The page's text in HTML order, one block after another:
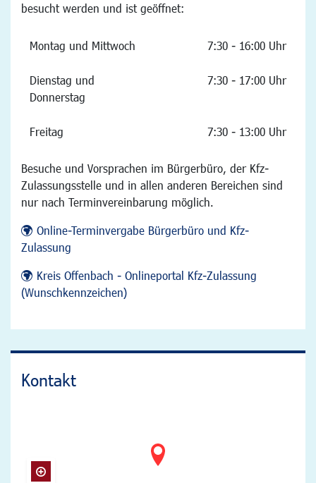
besucht werden und ist geöffnet:
Montag und Mittwoch 7:30 - 16:00 Uhr
Dienstag und
Donnerstag
7:30 - 17:00 Uhr
Freitag 7:30 - 13:00 Uhr
Besuche und Vorsprachen im Bürgerbüro, der Kfz-
Zulassungsstelle und in allen anderen Bereichen sind
nur nach Terminvereinbarung möglich.
Online-Terminvergabe Bürgerbüro und Kfz-
Zulassung
Kreis Offenbach - Onlineportal Kfz-Zulassung
(Wunschkennzeichen)
Kontakt